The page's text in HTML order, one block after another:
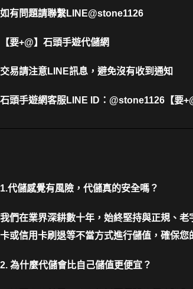
如有問題請聯繫LINE@stone1126
【要+@】 石頭手遊代儲網
交易請注意LINE訊息，避免沒有收到通知
石頭手遊網客服LINE ID ： @stone1126【要
1.代儲感覺有風險，代儲真的安全嗎？
我們在業界深耕數十年，始終堅持與正規、
卡或信用卡刷退等不當方式進行儲值，確保您
2. 為什麼代儲會比自己儲值更便宜？